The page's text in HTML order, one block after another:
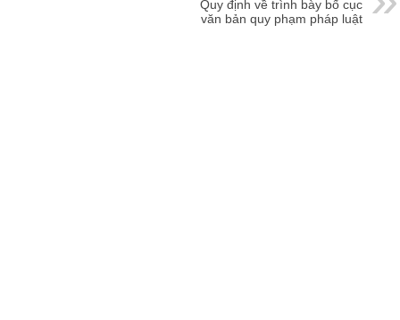
Quy định về trình bày bố cục
văn bản quy phạm pháp luật